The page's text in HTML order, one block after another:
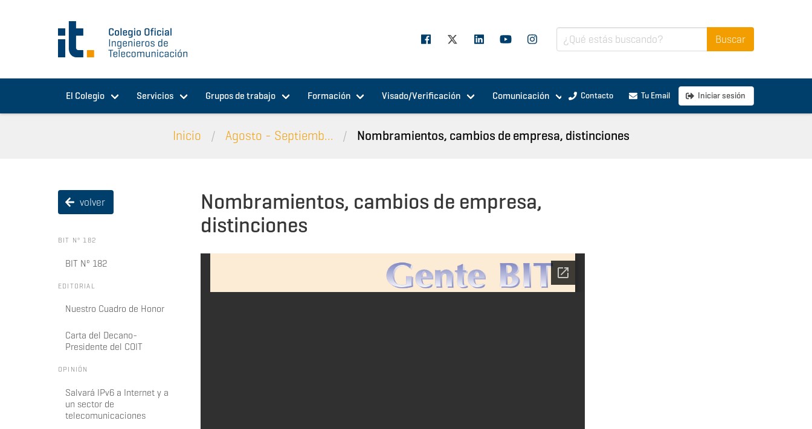
El Colegio Servicios Grupos de trabajo Formación Visado/Verificación Comunicación Contacto Tu Email Iniciar sesión
Inicio Agosto - Septiemb... Nombramientos, cambios de empresa, distinciones
volver
BIT Nº 182
BIT Nº 182
EDITORIAL
Nuestro Cuadro de Honor
Carta del Decano-
Presidente del COIT
OPINIÓN
Salvará IPv6 a Internet y a
un sector de
telecomunicaciones
Nombramientos, cambios de empresa,
distinciones